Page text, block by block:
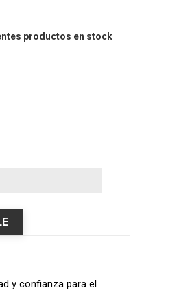
productos en stock
y confianza para el